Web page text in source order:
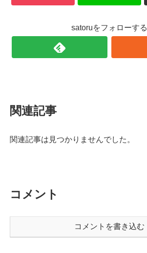
satoruをフォローする
関連記事
関連記事は見つかりませんでした。
コメント
コメントを書き込む